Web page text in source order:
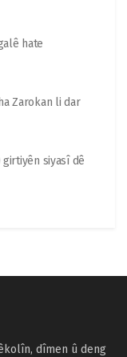
hate
Zarokan li dar
siyasî dê
dîmen û deng